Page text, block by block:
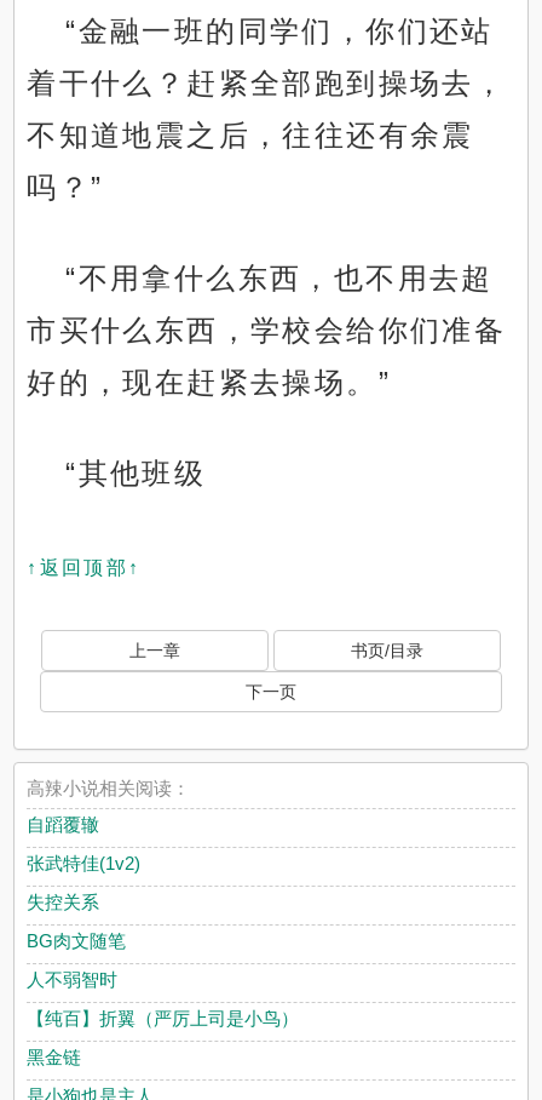
“金融一班的同学们，你们还站
着干什么？赶紧全部跑到操场去，
不知道地震之后，往往还有余震
吗？”
“不用拿什么东西，也不用去超
市买什么东西，学校会给你们准备
好的，现在赶紧去操场。”
“其他班级
↑返回顶部↑
上一章 书页/目录
下一页
高辣小说相关阅读：
自蹈覆辙
张武特佳(1v2)
失控关系
BG肉文随笔
人不弱智时
【纯百】折翼（严厉上司是小鸟）
黑金链
是小狗也是主人